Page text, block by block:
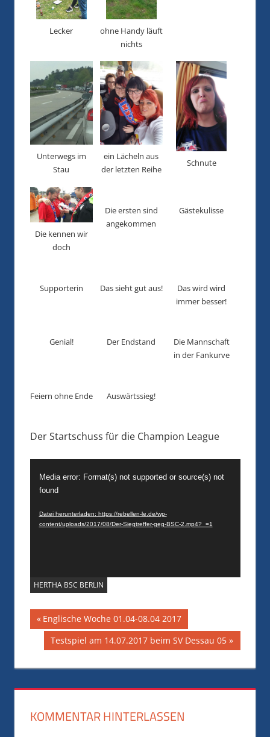
Lecker
ohne Handy läuft
nichts
Unterwegs im
Stau
ein Lächeln aus
der letzten Reihe
Schnute
Die kennen wir
doch
Die ersten sind
angekommen
Gästekulisse
Supporterin Das sieht gut aus!
Das wird wird
immer besser!
Genial! Der Endstand
Die Mannschaft
in der Fankurve
Feiern ohne Ende Auswärtssieg!
Der Startschuss für die Champion League
Player
Media error: Format(s) not supported or source(s) not
found
Datei herunterladen: https://rebellen-le.de/wp-
content/uploads/2017/08/Der-Siegtreffer-geg-BSC-2.mp4?_=1
HERTHA BSC BERLIN
Beitragsnavigation
Vorheriger
Beitrag:
Englische Woche 01.04-08.04 2017
Nächster
Beitrag:
Testspiel am 14.07.2017 beim SV Dessau 05
KOMMENTAR HINTERLASSEN